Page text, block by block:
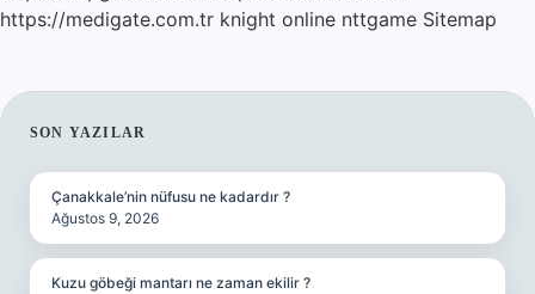
https://medigate.com.tr knight online nttgame Sitemap
SIDEBAR
SON YAZILAR
Çanakkale’nin nüfusu ne kadardır ?
Ağustos 9, 2026
Kuzu göbeği mantarı ne zaman ekilir ?